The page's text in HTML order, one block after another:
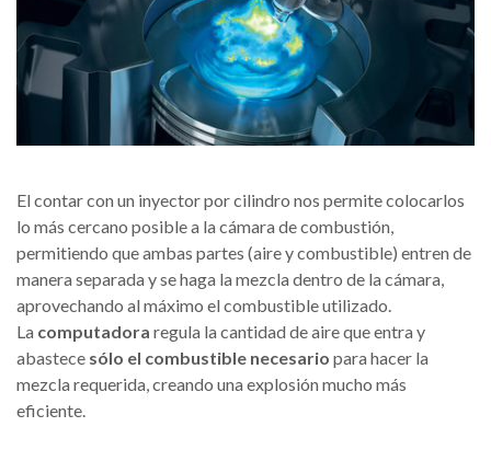
El contar con un inyector por cilindro nos permite colocarlos
lo más cercano posible a la cámara de combustión,
permitiendo que ambas partes (aire y combustible) entren de
manera separada y se haga la mezcla dentro de la cámara,
aprovechando al máximo el combustible utilizado.
La computadora regula la cantidad de aire que entra y
abastece sólo el combustible necesario para hacer la
mezcla requerida, creando una explosión mucho más
eficiente.